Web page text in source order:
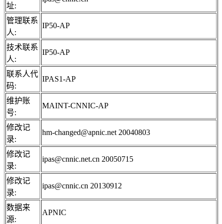
址:
管理联系
人:
IP50-AP
技术联系
人:
IP50-AP
联系人代
码:
IPAS1-AP
维护账
号:
MAINT-CNNIC-AP
修改记
录:
hm-changed@apnic.net 20040803
修改记
录:
ipas@cnnic.net.cn 20050715
修改记
录:
ipas@cnnic.cn 20130912
数据来
源:
APNIC